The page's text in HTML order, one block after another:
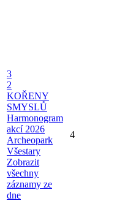
3
2
KOŘENY
SMYSLŮ
Harmonogram
akcí 2026
Archeopark
Všestary
Zobrazit
všechny
záznamy ze
dne
4